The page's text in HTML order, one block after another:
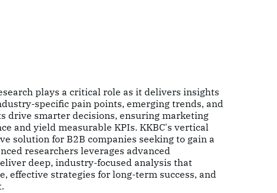
plays a critical role as it delivers insights
specific pain points, emerging trends, and
drive smarter decisions, ensuring marketing
and yield measurable KPIs. KKBC's vertical
solution for B2B companies seeking to gain a
researchers leverages advanced
deep, industry-focused analysis that
effective strategies for long-term success, and